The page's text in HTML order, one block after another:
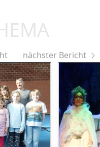
nächster Bericht